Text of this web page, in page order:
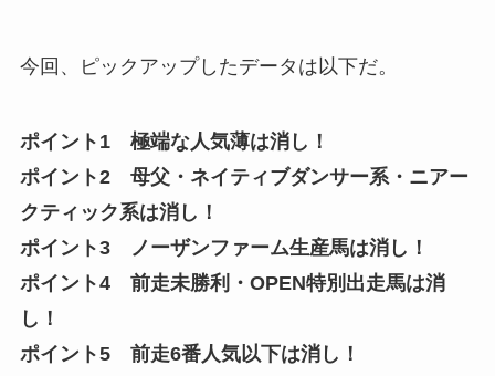
今回、ピックアップしたデータは以下だ。
ポイント1 極端な人気薄は消し！
ポイント2 母父・ネイティブダンサー系・ニアー
クティック系は消し！
ポイント3 ノーザンファーム生産馬は消し！
ポイント4 前走未勝利・OPEN特別出走馬は消
し！
ポイント5 前走6番人気以下は消し！